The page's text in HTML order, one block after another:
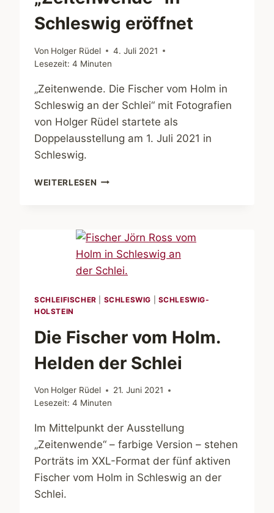
Schleswig eröffnet
Von Holger Rüdel
4. Juli 2021
Lesezeit: 4 Minuten
„Zeitenwende. Die Fischer vom Holm in
Schleswig an der Schlei“ mit Fotografien
von Holger Rüdel startete als
Doppelausstellung am 1. Juli 2021 in
Schleswig.
WEITERLESEN DOPPELAUSSTELLUNG
SCHLEIFISCHER SCHLESWIG
SCHLESWIG-
HOLSTEIN
Die Fischer vom Holm.
Helden der Schlei
Von Holger Rüdel
21. Juni 2021
Lesezeit: 4 Minuten
Im Mittelpunkt der Ausstellung
„Zeitenwende“ – farbige Version – stehen
Porträts im XXL-Format der fünf aktiven
Fischer vom Holm in Schleswig an der
Schlei.